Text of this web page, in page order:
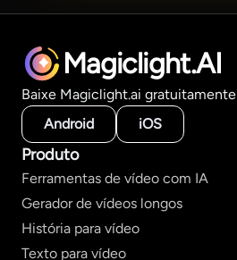
Magiclight.AI
Baixe Magiclight.ai gratuitamente
Android
iOS
Produto
Ferramentas de vídeo com IA
Gerador de vídeos longos
História para vídeo
Texto para vídeo